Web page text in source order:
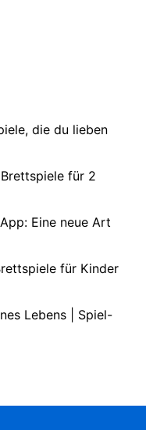
die du lieben
für 2
Eine neue Art
für Kinder
Lebens | Spiel-